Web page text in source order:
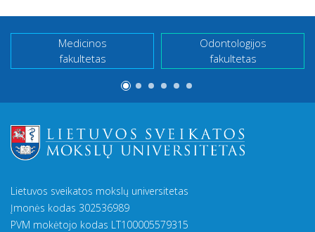
Medicinos
fakultetas
Odontologijos
fakultetas
Lietuvos sveikatos mokslų universitetas
Įmonės kodas 302536989
PVM mokėtojo kodas LT100005579315